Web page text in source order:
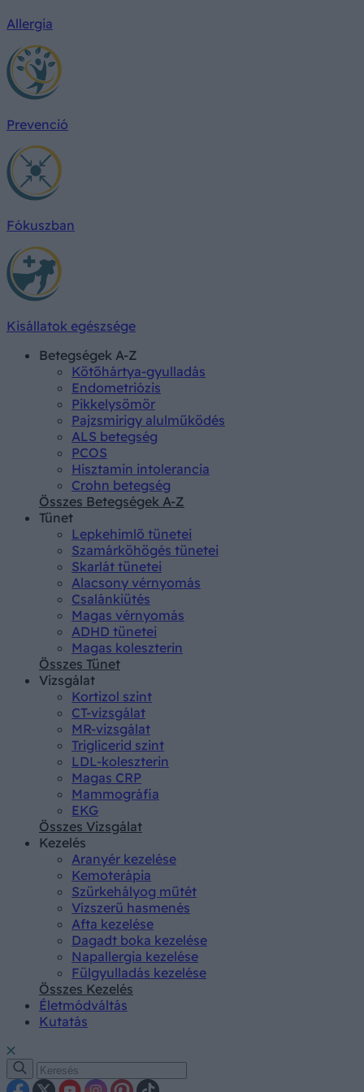
Allergia
Prevenció
Fókuszban
Kisállatok egészsége
Betegségek A-Z
Kötőhártya-gyulladás
Endometriózis
Pikkelysömör
Pajzsmirigy alulműködés
ALS betegség
PCOS
Hisztamin intolerancia
Crohn betegség
Összes Betegségek A-Z
Tünet
Lepkehimlő tünetei
Szamárköhögés tünetei
Skarlát tünetei
Alacsony vérnyomás
Csalánkiütés
Magas vérnyomás
ADHD tünetei
Magas koleszterin
Összes Tünet
Vizsgálat
Kortizol szint
CT-vizsgálat
MR-vizsgálat
Triglicerid szint
LDL-koleszterin
Magas CRP
Mammográfia
EKG
Összes Vizsgálat
Kezelés
Aranyér kezelése
Kemoterápia
Szürkehályog műtét
Vízszerű hasmenés
Afta kezelése
Dagadt boka kezelése
Napallergia kezelése
Fülgyulladás kezelése
Összes Kezelés
Életmódváltás
Kutatás